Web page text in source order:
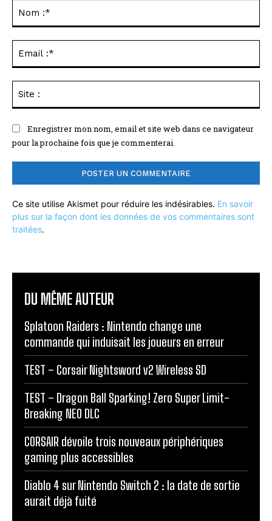
Enregistrer mon nom, email et site web dans ce navigateur
pour la prochaine fois que je commenterai.
Ce site utilise Akismet pour réduire les indésirables. En savoir
plus sur la façon dont les données de vos commentaires sont
traitées.
DU MÊME AUTEUR
Splatoon Raiders : Nintendo change une
commande qui induisait les joueurs en erreur
TEST – Corsair Nightsword v2 Wireless SD
TEST – Dragon Ball Sparking! Zero Super Limit-
Breaking NEO DLC
CORSAIR dévoile trois nouveaux périphériques
gaming plus accessibles
Diablo 4 sur Nintendo Switch 2 : la date de sortie
aurait déjà fuité